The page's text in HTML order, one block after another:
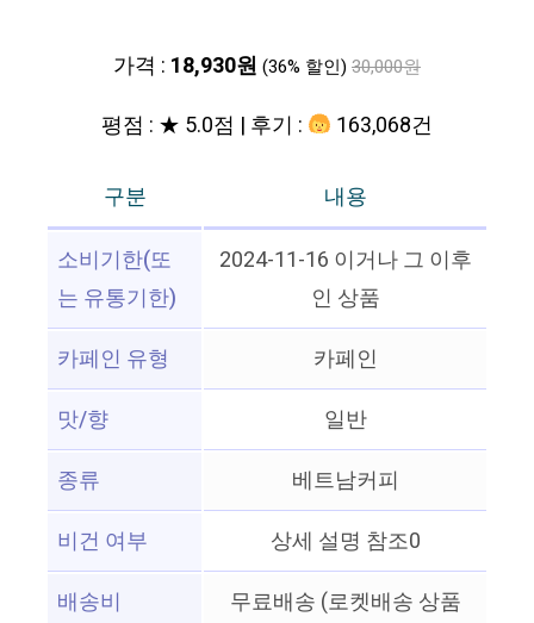
가격 : 18,930원 (36% 할인) 30,000원
평점 : ★ 5.0점 | 후기 : 163,068건
구분
내용
소비기한(또
는 유통기한)
2024-11-16 이거나 그 이후
인 상품
카페인 유형
카페인
맛/향
일반
종류
베트남커피
비건 여부
상세 설명 참조0
배송비
무료배송 (로켓배송 상품